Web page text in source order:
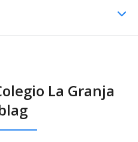
Enfermería
La Granja